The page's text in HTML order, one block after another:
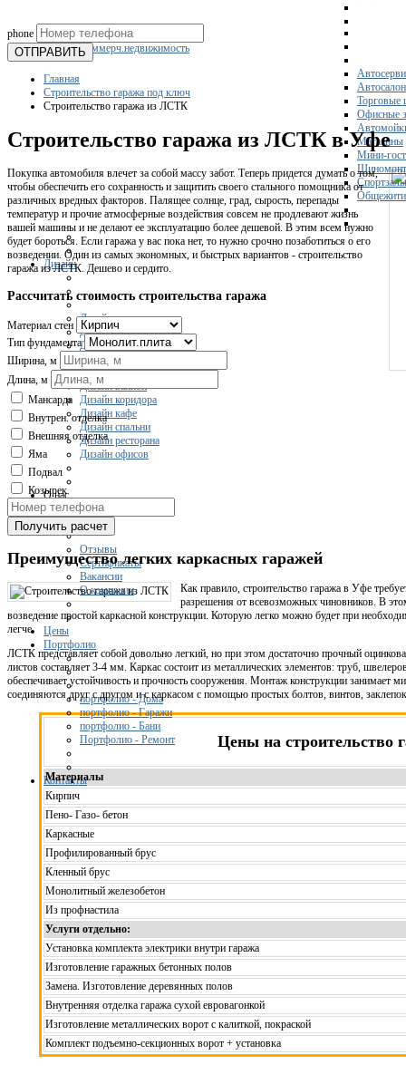
Склады
Коммерч.недвижимость
Торговые
Офисные
Магазины
Мини-
Спортзалы
Дизайн
Дизайн частного дома
Дизайн гостиной
Дизайн комнаты
Дизайн кухни
Дизайн квартиры
Дизайн ванной
Дизайн коридора
Дизайн кафе
Дизайн спальни
Дизайн ресторана
Дизайн офисов
О нас
Отзывы
Сертификаты
Вакансии
О компании
Цены
Портфолио
портфолио - Дома
портфолио - Гаражи
портфолио - Бани
Портфолио - Ремонт
Контакты
phone
ОТПРАВИТЬ
Главная
Строительство гаража под ключ
Строительство гаража из ЛСТК
Строительство гаража из ЛСТК в Уфе
Покупка автомобиля влечет за собой массу забот. Теперь придется думать о том,
чтобы обеспечить его сохранность и защитить своего стального помощника от
различных вредных факторов. Палящее солнце, град, сырость, перепады
температур и прочие атмосферные воздействия совсем не продлевают жизнь
вашей машины и не делают ее эксплуатацию более дешевой. В этим всем нужно
будет бороться. Если гаража у вас пока нет, то нужно срочно позаботиться о его
возведении. Один из самых экономных, и быстрых вариантов - строительство
гаража из ЛСТК. Дешево и сердито.
Рассчитать стоимость строительства гаража
Материал стен
Тип фундамента
Ширина, м
Длина, м
Мансарда
Внутрен. отделка
Внешняя отделка
Яма
Подвал
Козырек
Получить расчет
Преимущество легких каркасных гаражей
Как правило, строительство гаража в Уфе
разрешения от всевозможных чиновников. В
возведение простой каркасной конструкции. Которую легко можно будет при
легче.
ЛСТК представляет собой довольно легкий, но при этом достаточно прочный
листов составляет 3-4 мм. Каркас состоит из металлических элементов: труб,
обеспечивает устойчивость и прочность сооружения. Монтаж конструкции
соединяются друг с другом и с каркасом с помощью простых болтов, винтов,
Цены на строительство
Материалы
Кирпич
Пено- Газо- бетон
Каркасные
Профилированный брус
Кленный брус
Монолитный железобетон
Из профнастила
Услуги отдельно:
Установка комплекта электрики внутри гаража
Изготовление гаражных бетонных полов
Замена. Изготовление деревянных полов
Внутренняя отделка гаража сухой евровагонкой
Изготовление металлических ворот с калиткой, покраской
Комплект подъемно-секционных ворот + установка